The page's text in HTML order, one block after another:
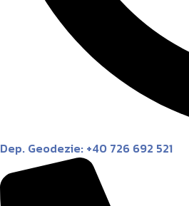
Dep. Geodezie: +40 726 692 521